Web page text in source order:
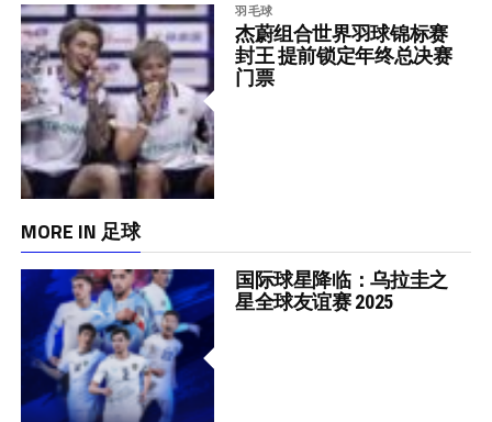
羽毛球
杰蔚组合世界羽球锦标赛
封王 提前锁定年终总决赛
门票
MORE IN 足球
国际球星降临：乌拉圭之
星全球友谊赛 2025